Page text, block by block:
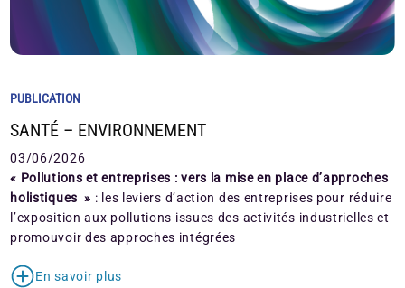
PUBLICATION
SANTÉ – ENVIRONNEMENT
03/06/2026
« Pollutions et entreprises : vers la mise en place d’approches
holistiques » : les leviers d’action des entreprises pour réduire
l’exposition aux pollutions issues des activités industrielles et
promouvoir des approches intégrées
En savoir plus